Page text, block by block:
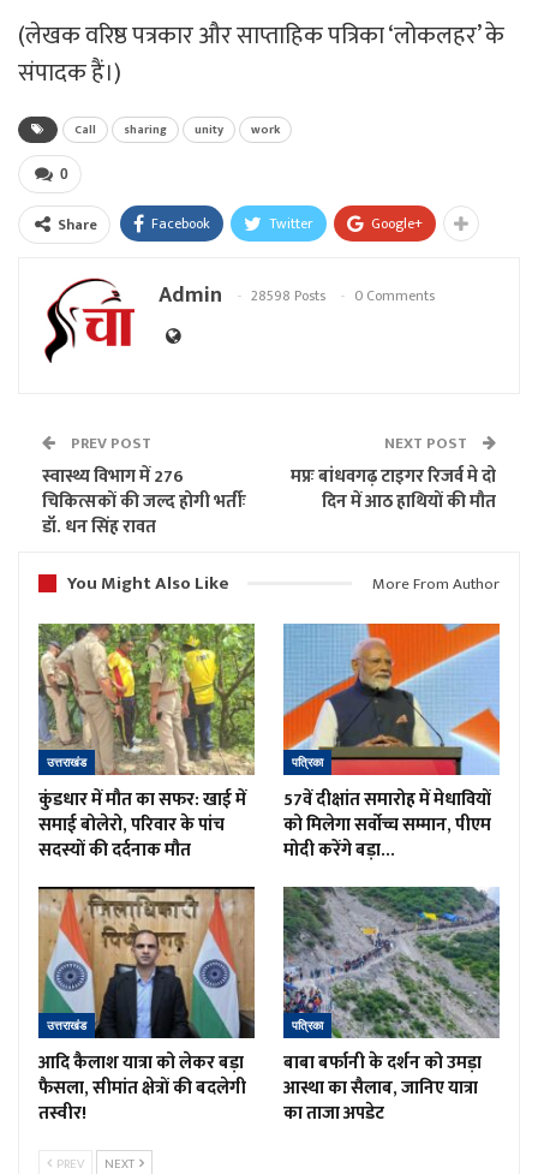
(लेखक वरिष्ठ पत्रकार और साप्ताहिक पत्रिका ‘लोकलहर’ के
संपादक हैं।)
Call sharing unity work
0
Share Facebook Twitter Google+
Admin 28598 Posts 0 Comments
PREV POST
स्वास्थ्य विभाग में 276
चिकित्सकों की जल्द होगी भर्तीः
डॉ. धन सिंह रावत
NEXT POST
मप्रः बांधवगढ़ टाइगर रिजर्व मे दो
दिन में आठ हाथियों की मौत
You Might Also Like More From Author
उत्तराखंड
कुंडधार में मौत का सफर: खाई में
समाई बोलेरो, परिवार के पांच
सदस्यों की दर्दनाक मौत
पत्रिका
57वें दीक्षांत समारोह में मेधावियों
को मिलेगा सर्वोच्च सम्मान, पीएम
मोदी करेंगे बड़ा…
उत्तराखंड
आदि कैलाश यात्रा को लेकर बड़ा
फैसला, सीमांत क्षेत्रों की बदलेगी
तस्वीर!
पत्रिका
बाबा बर्फानी के दर्शन को उमड़ा
आस्था का सैलाब, जानिए यात्रा
का ताजा अपडेट
PREV NEXT